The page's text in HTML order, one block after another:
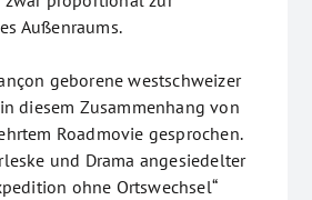
Außenraums.
geborene westschweizer
diesem Zusammenhang von
Roadmovie gesprochen.
und Drama angesiedelter
ohne Ortswechsel“